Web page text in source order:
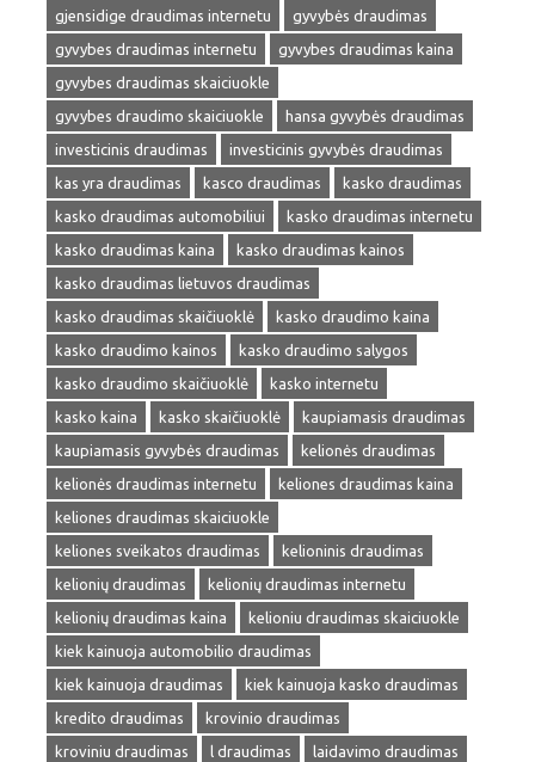
gjensidige draudimas internetu
gyvybės draudimas
gyvybes draudimas internetu
gyvybes draudimas kaina
gyvybes draudimas skaiciuokle
gyvybes draudimo skaiciuokle
hansa gyvybės draudimas
investicinis draudimas
investicinis gyvybės draudimas
kas yra draudimas
kasco draudimas
kasko draudimas
kasko draudimas automobiliui
kasko draudimas internetu
kasko draudimas kaina
kasko draudimas kainos
kasko draudimas lietuvos draudimas
kasko draudimas skaičiuoklė
kasko draudimo kaina
kasko draudimo kainos
kasko draudimo salygos
kasko draudimo skaičiuoklė
kasko internetu
kasko kaina
kasko skaičiuoklė
kaupiamasis draudimas
kaupiamasis gyvybės draudimas
kelionės draudimas
kelionės draudimas internetu
keliones draudimas kaina
keliones draudimas skaiciuokle
keliones sveikatos draudimas
kelioninis draudimas
kelionių draudimas
kelionių draudimas internetu
kelionių draudimas kaina
kelioniu draudimas skaiciuokle
kiek kainuoja automobilio draudimas
kiek kainuoja draudimas
kiek kainuoja kasko draudimas
kredito draudimas
krovinio draudimas
kroviniu draudimas
l draudimas
laidavimo draudimas